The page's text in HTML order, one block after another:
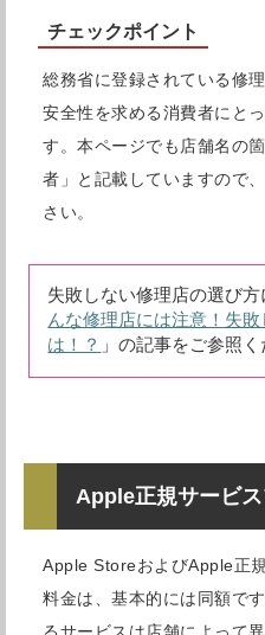
チェックポイント
総務省に登録されている修
安全性を求める消費者にと
す。本ページでも店舗名の
者」と記載していますので
さい。
失敗しない修理店の選び
んな修理店には注意！失
は！？ 」の記事をご参照く
Apple正規サービ
Apple StoreおよびApple正
料金は、基本的には同額で
るサービスは店舗によって